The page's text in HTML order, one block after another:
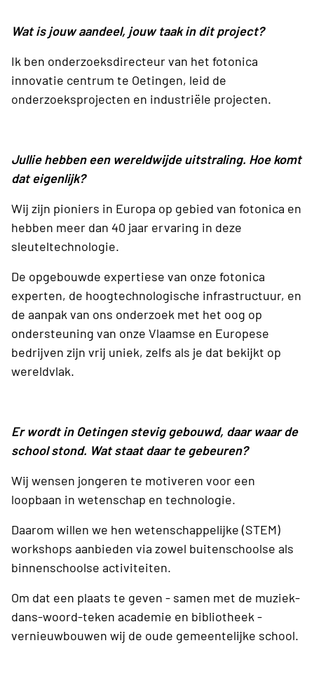
Wat is jouw aandeel, jouw taak in dit project?
Ik ben onderzoeksdirecteur van het fotonica
innovatie centrum te Oetingen, leid de
onderzoeksprojecten en industriële projecten.
Jullie hebben een wereldwijde uitstraling. Hoe komt
dat eigenlijk?
Wij zijn pioniers in Europa op gebied van fotonica en
hebben meer dan 40 jaar ervaring in deze
sleuteltechnologie.
De opgebouwde expertiese van onze fotonica
experten, de hoogtechnologische infrastructuur, en
de aanpak van ons onderzoek met het oog op
ondersteuning van onze Vlaamse en Europese
bedrijven zijn vrij uniek, zelfs als je dat bekijkt op
wereldvlak.
Er wordt in Oetingen stevig gebouwd, daar waar de
school stond. Wat staat daar te gebeuren?
Wij wensen jongeren te motiveren voor een
loopbaan in wetenschap en technologie.
Daarom willen we hen wetenschappelijke (STEM)
workshops aanbieden via zowel buitenschoolse als
binnenschoolse activiteiten.
Om dat een plaats te geven - samen met de muziek-
dans-woord-teken academie en bibliotheek -
vernieuwbouwen wij de oude gemeentelijke school.